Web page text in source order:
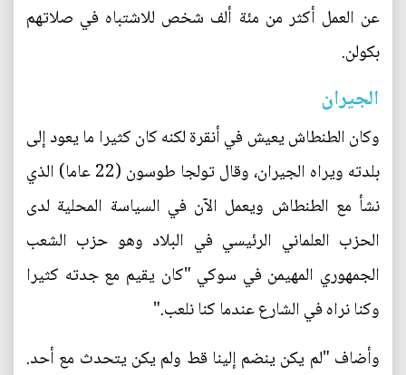
عن العمل أكثر من مئة ألف شخص للاشتباه في صلاتهم
بكولن.
الجيران
وكان الطنطاش يعيش في أنقرة لكنه كان كثيرا ما يعود إلى
بلدته ويراه الجيران، وقال تولجا طوسون (22 عاما) الذي
نشأ مع الطنطاش ويعمل الآن في السياسة المحلية لدى
الحزب العلماني الرئيسي في البلاد وهو حزب الشعب
الجمهوري المهيمن في سوكي "كان يقيم مع جدته كثيرا
وكنا نراه في الشارع عندما كنا نلعب."
وأضاف "لم يكن ينضم إلينا قط ولم يكن يتحدث مع أحد.